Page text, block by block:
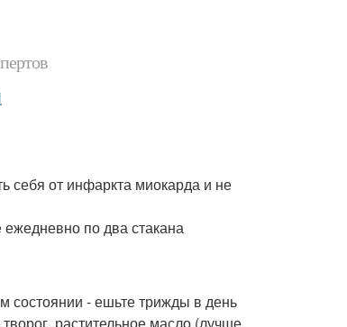
себя от инфаркта миокарда и не
ежедневно по два стакана
состоянии - ешьте трижды в день